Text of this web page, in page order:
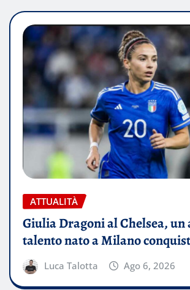
ATTUALITÀ
Giulia Dragoni al Chelsea,
talento nato a Milano
Luca Talotta Ago 6, 2026